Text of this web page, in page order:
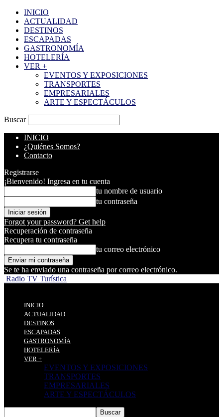
INICIO
ACTUALIDAD
DESTINOS
ESCAPADAS
GASTRONOMÍA
HOTELERÍA
VER +
EVENTOS Y EXPOSICIONES
TRANSPORTES
EMPRESARIALES
ARTE Y ESPECTÁCULOS
Buscar
INICIO
¿Quiénes Somos?
Contacto
Registrarse
¡Bienvenido! Ingresa en tu cuenta
tu nombre de usuario
tu contraseña
Forgot your password? Get help
Recuperación de contraseña
Recupera tu contraseña
tu correo electrónico
Se te ha enviado una contraseña por correo electrónico.
Radio TV Turística
INICIO
ACTUALIDAD
DESTINOS
ESCAPADAS
GASTRONOMÍA
HOTELERÍA
VER +
EVENTOS Y EXPOSICIONES
TRANSPORTES
EMPRESARIALES
ARTE Y ESPECTÁCULOS